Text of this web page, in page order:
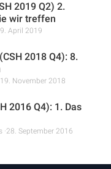
2019 Q2) 2.
wir treffen
9. April 2019
2018 Q4): 8.
19. November 2018
2016 Q4): 1. Das
28. September 2016